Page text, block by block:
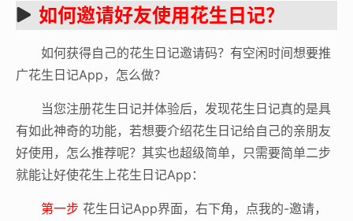
如何邀请好友使用花生日记？
如何获得自己的花生日记邀请码？有空闲时间想要推
广花生日记App，怎么做？
当您注册花生日记并体验后，发现花生日记真的是具
有如此神奇的功能，若想要介绍花生日记给自己的亲朋友
好使用，怎么推荐呢？其实也超级简单，只需要简单二步
就能让好使花生上花生日记App：
第一步 花生日记App界面，右下角，点我的-邀请，